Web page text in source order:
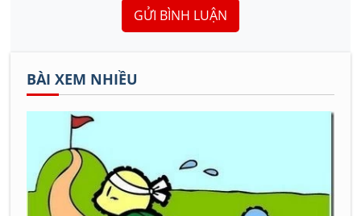
GỬI BÌNH LUẬN
BÀI XEM NHIỀU